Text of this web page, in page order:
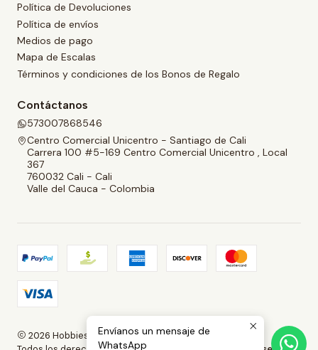
Política de Devoluciones
Política de envíos
Medios de pago
Mapa de Escalas
Términos y condiciones de los Bonos de Regalo
Contáctanos
573007868546
Centro Comercial Unicentro - Santiago de Cali
Carrera 100 #5-169 Centro Comercial Unicentro , Local
367
760032 Cali - Cali
Valle del Cauca - Colombia
2026 Hobbies and Collectibles.
Envíanos un mensaje de
WhatsApp